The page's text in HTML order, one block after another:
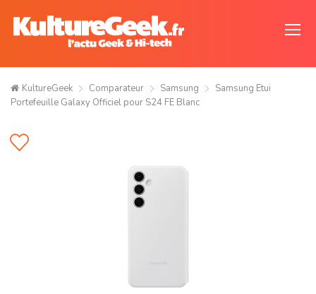
KultureGeek Comparateur Samsung
Samsung Etui
Portefeuille Galaxy Officiel pour S24 FE Blanc